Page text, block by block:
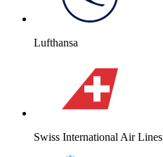
Lufthansa
Swiss International Air Lines